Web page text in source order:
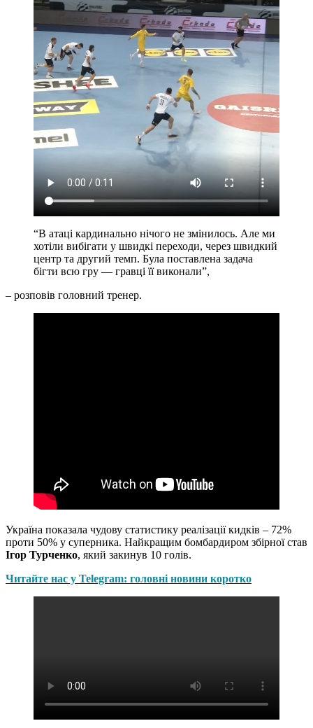
“В атаці кардинально нічого не змінилось. Але ми
хотіли вибігати у швидкі переходи, через швидкий
центр та другий темп. Була поставлена задача
бігти всю гру — гравці її виконали”,
– розповів головний тренер.
Україна показала чудову статистику реалізації кидків – 72%
проти 50% у суперника. Найкращим бомбардиром збірної став
Ігор Турченко, який закинув 10 голів.
Читайте нас у Telegram: головні новини коротко